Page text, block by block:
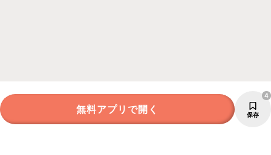
無料アプリで開く 保存
4